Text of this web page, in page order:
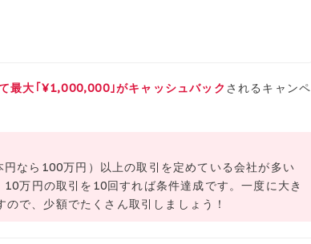
最大｢¥1,000,000｣がキャッシュバック されるキャンペ
なら100万円）以上の取引を定めている会社が多い
万円の取引を10回すれば条件達成です。一度に大き
で、少額でたくさん取引しましょう！